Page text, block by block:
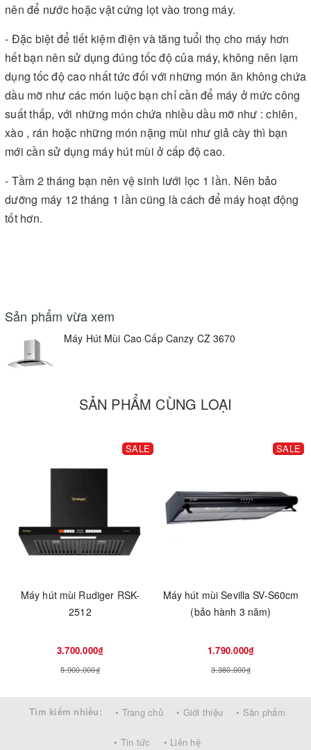
nên để nước hoặc vật cứng lọt vào trong máy.
- Đặc biệt để tiết kiệm điện và tăng tuổi thọ cho máy hơn
hết bạn nên sử dụng đúng tốc độ của máy, không nên lạm
dụng tốc độ cao nhất tức đối với những món ăn không chứa
dầu mỡ như các món luộc bạn chỉ cần để máy ở mức công
suất thấp, với những món chứa nhiều dầu mỡ như : chiên,
xào , rán hoặc những món nặng mùi như giả cày thì bạn
mới cần sử dụng máy hút mùi ở cấp độ cao.
- Tầm 2 tháng bạn nên vệ sinh lưới lọc 1 lần. Nên bảo
dưỡng máy 12 tháng 1 lần cũng là cách để máy hoạt động
tốt hơn.
Sản phẩm vừa xem
Máy Hút Mùi Cao Cấp Canzy CZ 3670
SẢN PHẨM CÙNG LOẠI
SALE
Máy hút mùi Rudiger RSK-
2512
3.700.000₫
5.900.000₫
SALE
Máy hút mùi Sevilla SV-S60cm
(bảo hành 3 năm)
1.790.000₫
3.380.000₫
Tìm kiếm nhiều: • Trang chủ • Giới thiệu • Sản phẩm
• Tin tức • Liên hệ